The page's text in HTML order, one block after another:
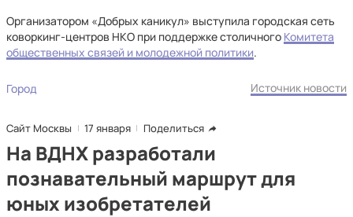
Организатором «Добрых каникул» выступила городская сеть
коворкинг-центров НКО при поддержке столичного Комитета
общественных связей и молодежной политики.
Город Источник новости
Сайт Москвы 17 января Поделиться
На ВДНХ разработали
познавательный маршрут для
юных изобретателей